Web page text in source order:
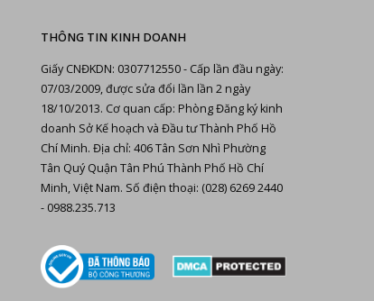
THÔNG TIN KINH DOANH
Giấy CNĐKDN: 0307712550 - Cấp lần đầu ngày:
07/03/2009, được sửa đổi lần lần 2 ngày
18/10/2013. Cơ quan cấp: Phòng Đăng ký kinh
doanh Sở Kế hoạch và Đầu tư Thành Phố Hồ
Chí Minh. Địa chỉ: 406 Tân Sơn Nhì Phường
Tân Quý Quận Tân Phú Thành Phố Hồ Chí
Minh, Việt Nam. Số điện thoại: (028) 6269 2440
- 0988.235.713